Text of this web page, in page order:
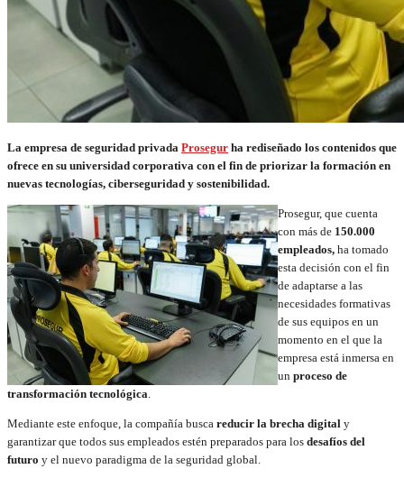
La empresa de seguridad privada Prosegur ha rediseñado los contenidos que
ofrece en su universidad corporativa con el fin de priorizar la formación en
nuevas tecnologías, ciberseguridad y sostenibilidad.
Prosegur, que cuenta
con más de 150.000
empleados, ha tomado
esta decisión con el fin
de adaptarse a las
necesidades formativas
de sus equipos en un
momento en el que la
empresa está inmersa en
un proceso de
transformación tecnológica.
Mediante este enfoque, la compañía busca reducir la brecha digital y
garantizar que todos sus empleados estén preparados para los desafíos del
futuro y el nuevo paradigma de la seguridad global.